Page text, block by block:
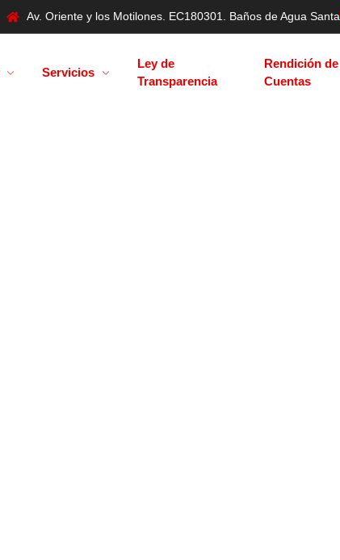
Av. Oriente y los Motilones. EC180301. Baños de Agua Santa
Servicios
Ley de
Transparencia
Rendición de
Cuentas